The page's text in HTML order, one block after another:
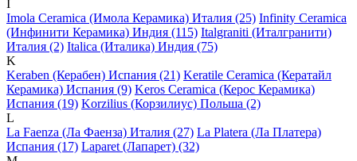
I
Imola Ceramica (Имола Керамика) Италия (25) Infinity Ceramica
(Инфинити Керамика) Индия (115) Italgraniti (Италгранити)
Италия (2) Italica (Италика) Индия (75)
K
Keraben (Керабен) Испания (21) Keratile Ceramica (Кератайл
Керамика) Испания (9) Keros Ceramica (Керос Керамика)
Испания (19) Korzilius (Корзилиус) Польша (2)
L
La Faenza (Ла Фаенза) Италия (27) La Platera (Ла Платера)
Испания (17) Laparet (Лапарет) (32)